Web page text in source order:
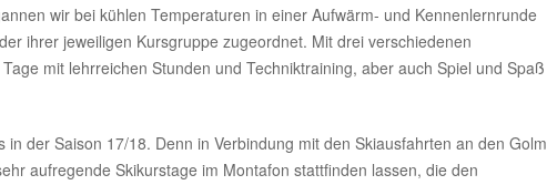
wir bei kühlen Temperaturen in einer Aufwärm- und Kennenlernrunde
ihrer jeweiligen Kursgruppe zugeordnet. Mit drei verschiedenen
mit lehrreichen Stunden und Techniktraining, aber auch Spiel und Spaß
in der Saison 17/18. Denn in Verbindung mit den Skiausfahrten an den Golm
aufregende Skikurstage im Montafon stattfinden lassen, die den